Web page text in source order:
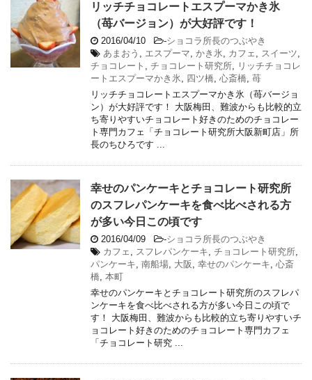
リッチチョコレートエスプーマかき氷
（苺バージョン）が大好評です！
2016/04/10 -ショコラ所長のつぶやき
あまおう , エスプーマ, かき氷, カフェ , スイーツ,
チョコレート , チョコレート研究所, リッチチョコレ
ートエスプーマかき氷, 四ツ橋, 心斎橋, 苺
リッチチョコレートエスプーマかき氷（苺バージョ
ン）が大好評です！ 大阪梅田、難波からも比較的立
ち寄りやすいチョコレート好きのためのチョコレー
ト専門カフェ「チョコレート研究所大阪新町店」所
長のちひろです ...
幸せのパンケーキとチョコレート研究所
のスフレパンケーキを食べ比べされる方
が多い今日この頃です
2016/04/09 -ショコラ所長のつぶやき
カフェ , スフレパンケーキ, チョコレート研究所,
パンケーキ, 南船場, 大阪 , 幸せのパンケーキ, 心斎
橋, 本町
幸せのパンケーキとチョコレート研究所のスフレパ
ンケーキを食べ比べされる方が多い今日この頃で
す！ 大阪梅田、難波からも比較的立ち寄りやすいチ
ョコレート好きのためのチョコレート専門カフェ
「チョコレート研究 ...